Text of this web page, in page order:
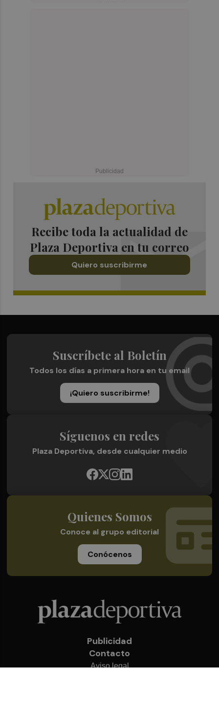
Recibe toda la actualidad de
Plaza Deportiva en tu correo
Quiero suscribirme
Suscríbete al Boletín
Todos los días a primera hora en tu email
¡Quiero suscribirme!
Síguenos en redes
Plaza Deportiva, desde cualquier medio
Quienes Somos
Conoce al grupo editorial
Conócenos
Publicidad
Contacto
Aviso legal